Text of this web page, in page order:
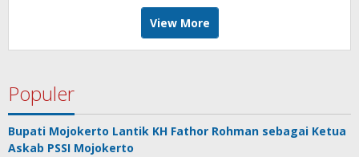
View More
Populer
Bupati Mojokerto Lantik KH Fathor Rohman sebagai Ketua
Askab PSSI Mojokerto